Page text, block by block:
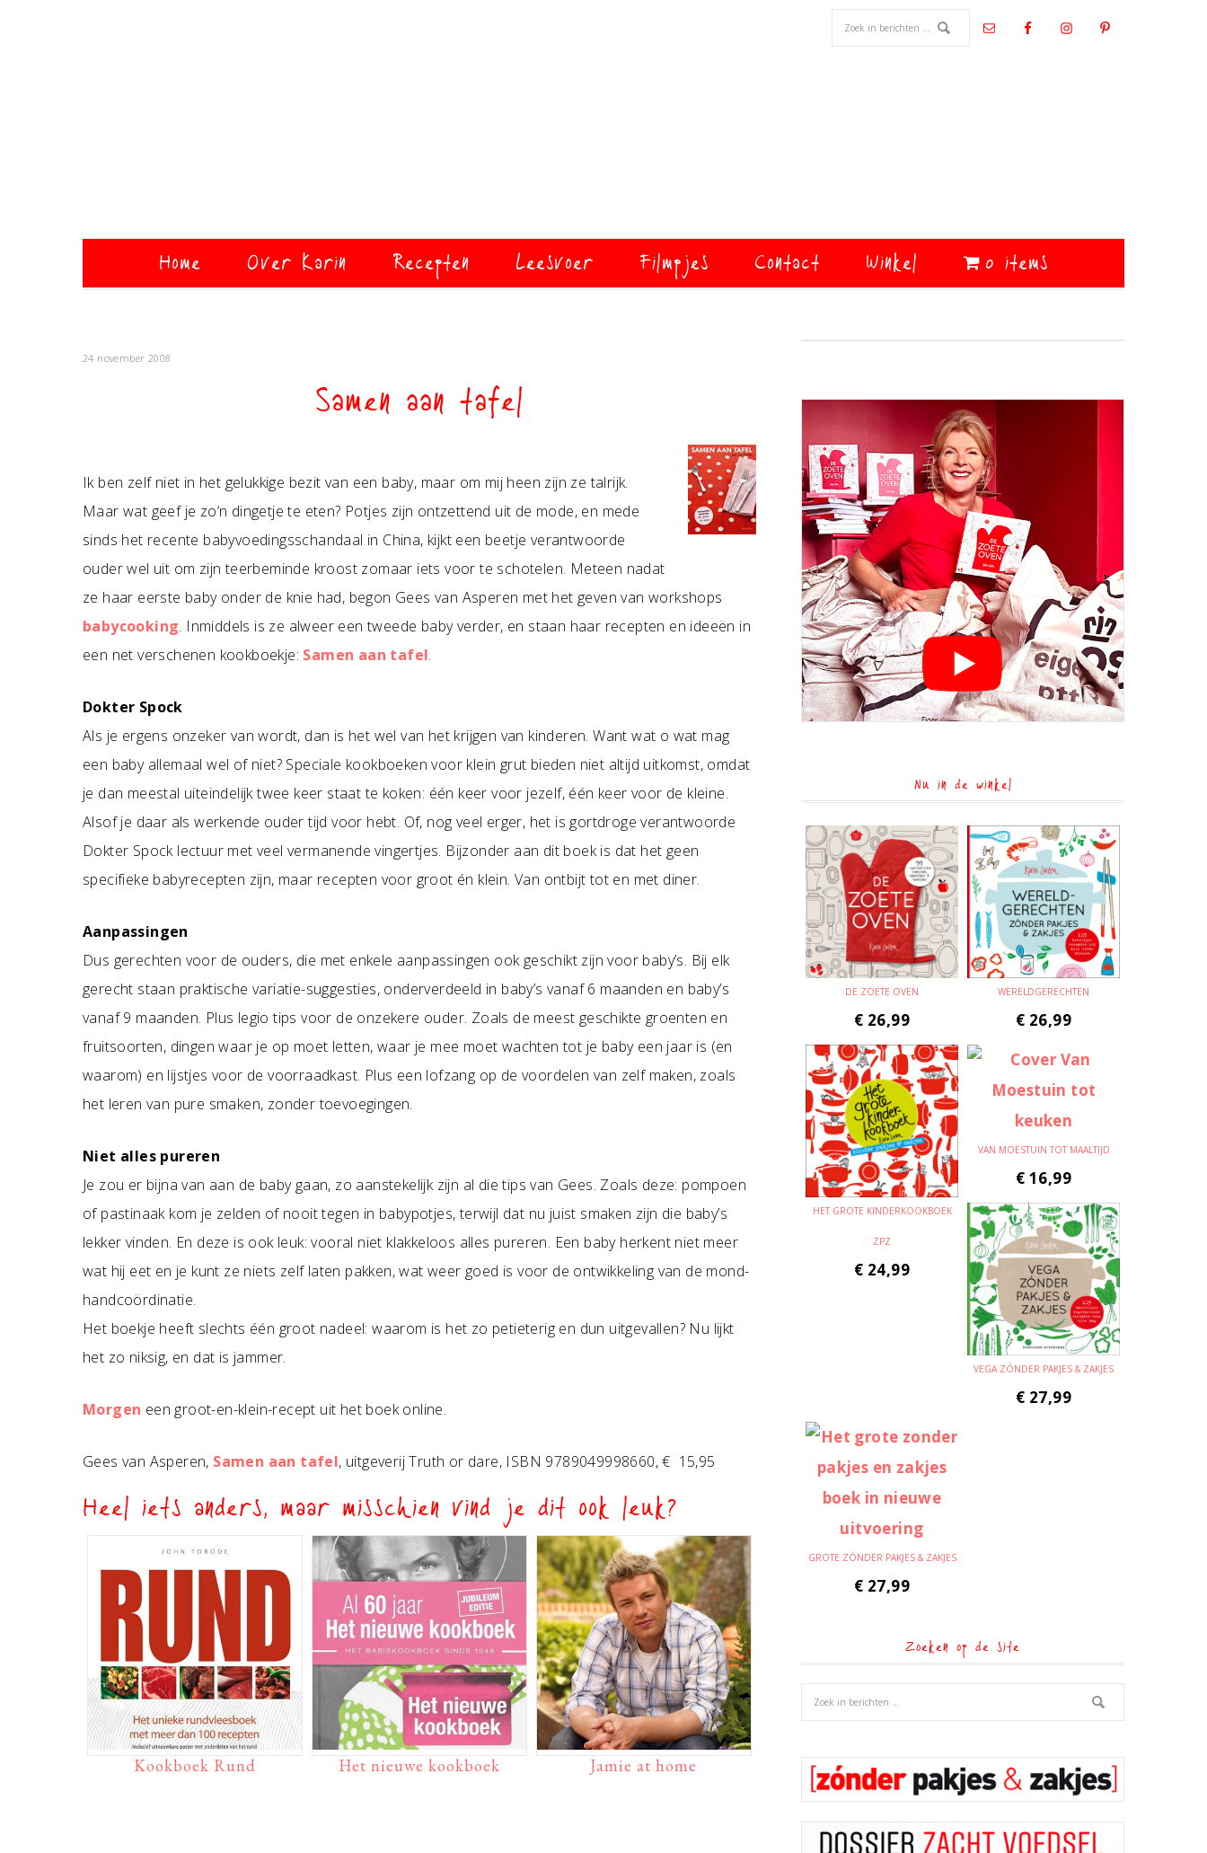
Home Over Karin Recepten Leesvoer Filmpjes Contact Winkel 0 items
24 november 2008
Samen aan tafel
Ik ben zelf niet in het gelukkige bezit van een baby, maar om mij heen zijn ze talrijk.
Maar wat geef je zo’n dingetje te eten? Potjes zijn ontzettend uit de mode, en mede
sinds het recente babyvoedingsschandaal in China, kijkt een beetje verantwoorde
ouder wel uit om zijn teerbeminde kroost zomaar iets voor te schotelen. Meteen nadat
ze haar eerste baby onder de knie had, begon Gees van Asperen met het geven van workshops
babycooking. Inmiddels is ze alweer een tweede baby verder, en staan haar recepten en ideeën in
een net verschenen kookboekje: Samen aan tafel.
Dokter Spock
Als je ergens onzeker van wordt, dan is het wel van het krijgen van kinderen. Want wat o wat mag
een baby allemaal wel of niet? Speciale kookboeken voor klein grut bieden niet altijd uitkomst, omdat
je dan meestal uiteindelijk twee keer staat te koken: één keer voor jezelf, één keer voor de kleine.
Alsof je daar als werkende ouder tijd voor hebt. Of, nog veel erger, het is gortdroge verantwoorde
Dokter Spock lectuur met veel vermanende vingertjes. Bijzonder aan dit boek is dat het geen
specifieke babyrecepten zijn, maar recepten voor groot én klein. Van ontbijt tot en met diner.
Aanpassingen
Dus gerechten voor de ouders, die met enkele aanpassingen ook geschikt zijn voor baby’s. Bij elk
gerecht staan praktische variatie-suggesties, onderverdeeld in baby’s vanaf 6 maanden en baby’s
vanaf 9 maanden. Plus legio tips voor de onzekere ouder. Zoals de meest geschikte groenten en
fruitsoorten, dingen waar je op moet letten, waar je mee moet wachten tot je baby een jaar is (en
waarom) en lijstjes voor de voorraadkast. Plus een lofzang op de voordelen van zelf maken, zoals
het leren van pure smaken, zonder toevoegingen.
Niet alles pureren
Je zou er bijna van aan de baby gaan, zo aanstekelijk zijn al die tips van Gees. Zoals deze: pompoen
of pastinaak kom je zelden of nooit tegen in babypotjes, terwijl dat nu juist smaken zijn die baby’s
lekker vinden. En deze is ook leuk: vooral niet klakkeloos alles pureren. Een baby herkent niet meer
wat hij eet en je kunt ze niets zelf laten pakken, wat weer goed is voor de ontwikkeling van de mond-
handcoördinatie.
Het boekje heeft slechts één groot nadeel: waarom is het zo petieterig en dun uitgevallen? Nu lijkt
het zo niksig, en dat is jammer.
Morgen een groot-en-klein-recept uit het boek online.
Gees van Asperen, Samen aan tafel, uitgeverij Truth or dare, ISBN 9789049998660, € 15,95
Heel iets anders, maar misschien vind je dit ook leuk?
Kookboek Rund Het nieuwe kookboek Jamie at home
Nu in de winkel
DE ZOETE OVEN
€ 26,99
WERELDGERECHTEN
€ 26,99
HET GROTE KINDERKOOKBOEK
ZPZ
€ 24,99
VAN MOESTUIN TOT MAALTIJD
€ 16,99
VEGA ZÓNDER PAKJES & ZAKJES
€ 27,99
GROTE ZÓNDER PAKJES & ZAKJES
€ 27,99
Zoeken op de site